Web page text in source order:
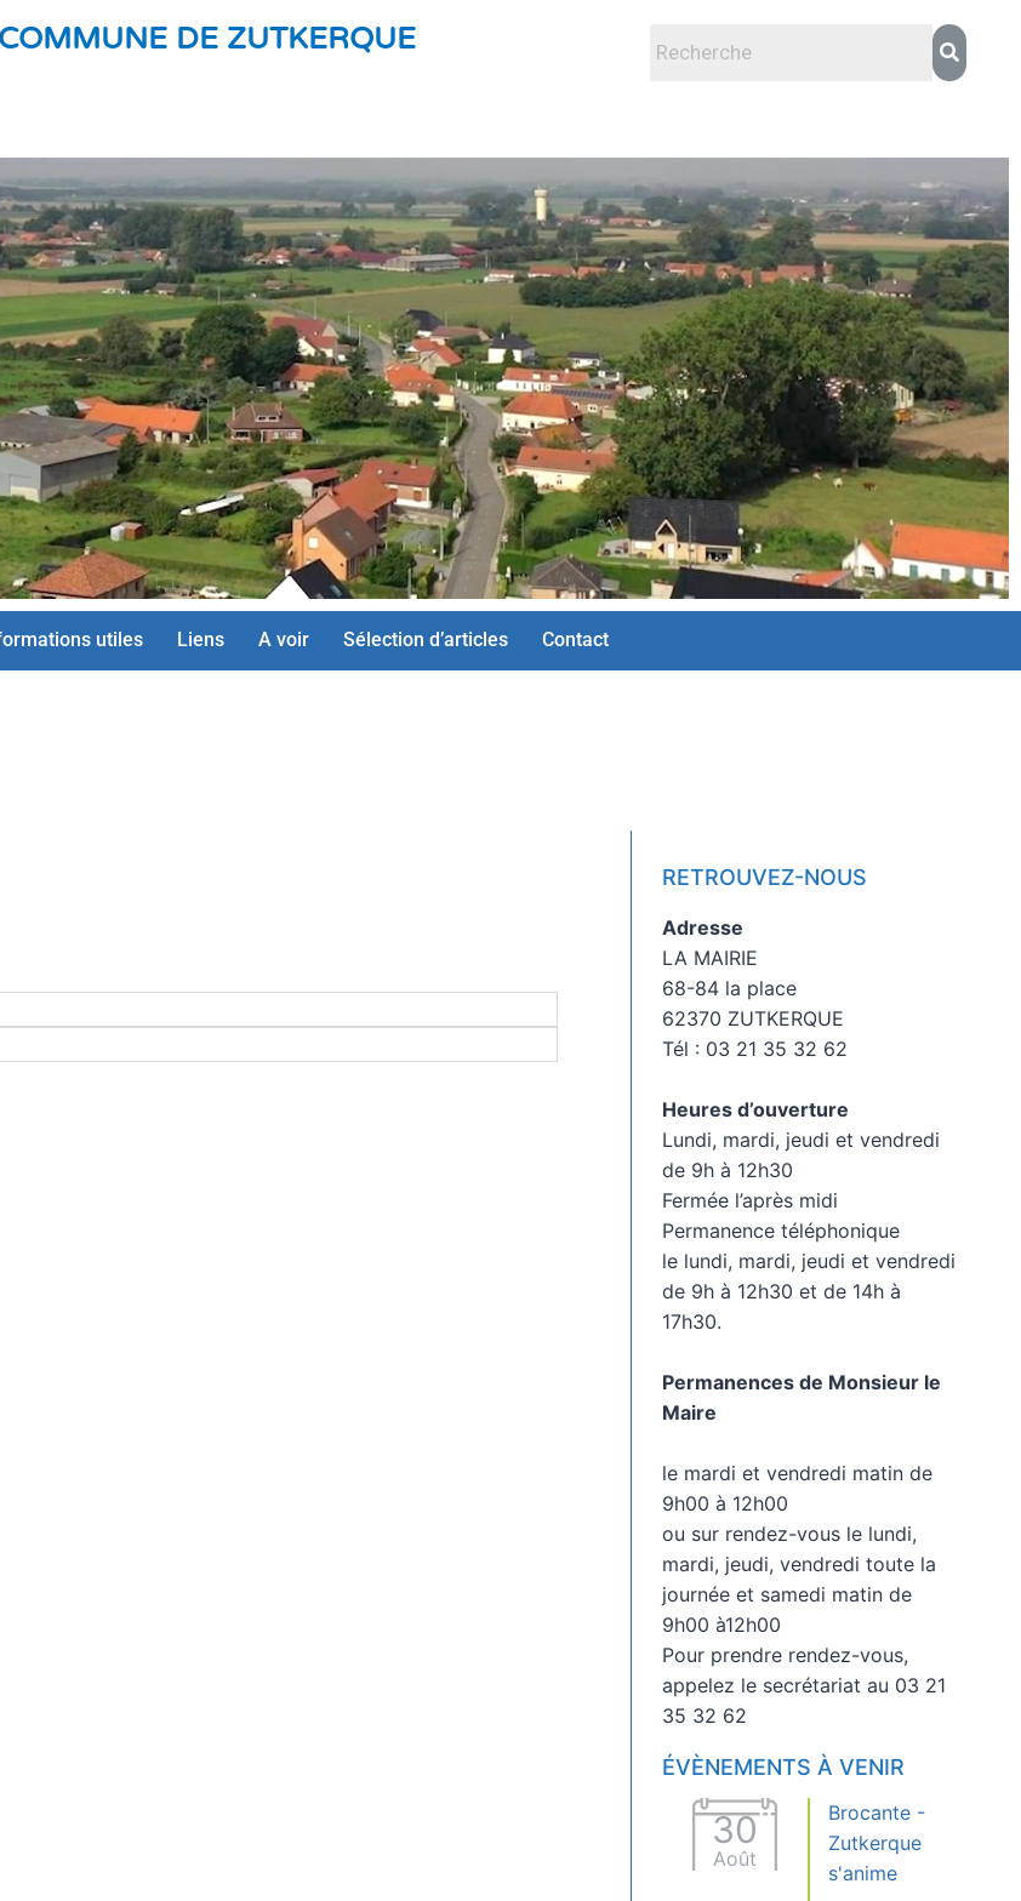
COMMUNE DE ZUTKERQUE
utiles Liens A voir Sélection d’articles Contact
RETROUVEZ-NOUS
Adresse
LA MAIRIE
68-84 la place
62370 ZUTKERQUE
Tél : 03 21 35 32 62
Heures d’ouverture
Lundi, mardi, jeudi et vendredi
de 9h à 12h30
Fermée l’après midi
Permanence téléphonique
le lundi, mardi, jeudi et vendredi
de 9h à 12h30 et de 14h à
17h30.
Permanences de Monsieur le
Maire
le mardi et vendredi matin de
9h00 à 12h00
ou sur rendez-vous le lundi,
mardi, jeudi, vendredi toute la
journée et samedi matin de
9h00 à12h00
Pour prendre rendez-vous,
appelez le secrétariat au 03 21
35 32 62
ÉVÈNEMENTS À VENIR
30
Août
Brocante -
Zutkerque
s'anime